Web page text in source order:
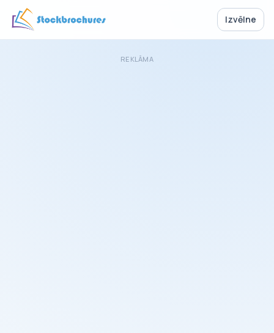
Izvēlne
REKLĀMA